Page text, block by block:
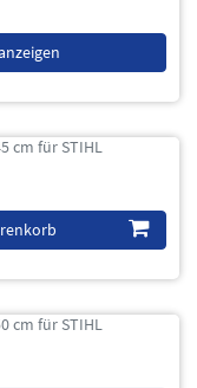
cm für STIHL
cm für STIHL